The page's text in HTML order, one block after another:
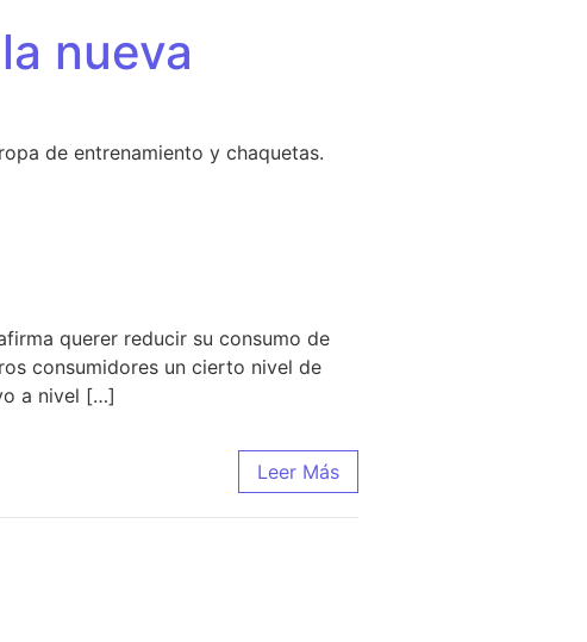
nueva
de entrenamiento y chaquetas.
querer reducir su consumo de
consumidores un cierto nivel de
a nivel […]
Leer Más